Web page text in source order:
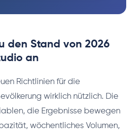
den Stand von 2026
an
Richtlinien für die
wirklich nützlich. Die
die Ergebnisse bewegen
wöchentliches Volumen,